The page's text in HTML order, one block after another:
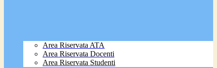
Area Riservata ATA
Area Riservata Docenti
Area Riservata Studenti